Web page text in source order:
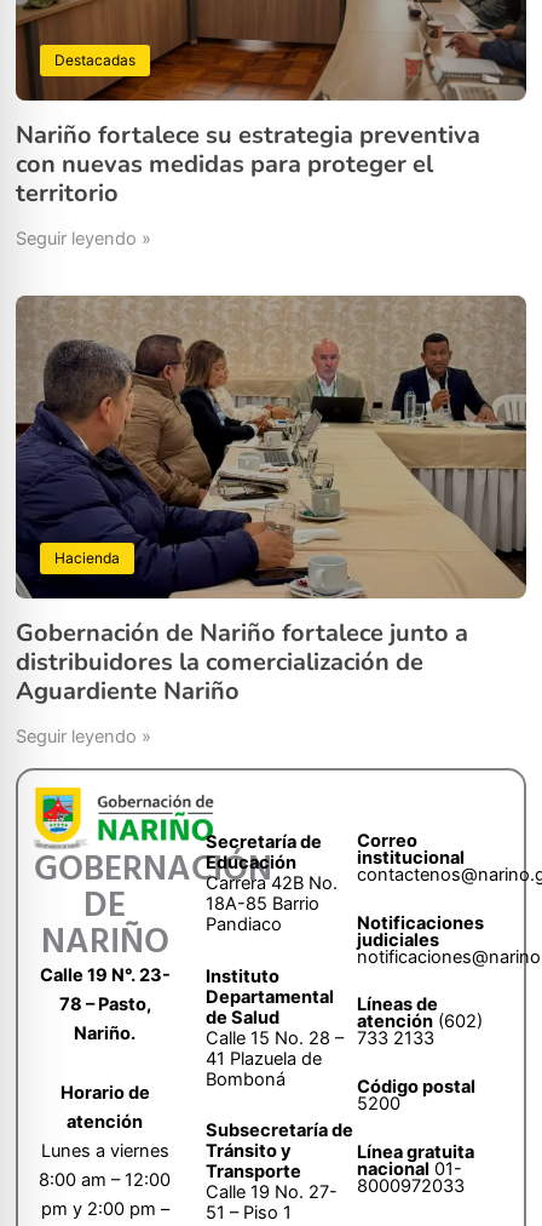
Destacadas
Nariño fortalece su estrategia preventiva
con nuevas medidas para proteger el
territorio
Seguir leyendo »
Hacienda
Gobernación de Nariño fortalece junto a
distribuidores la comercialización de
Aguardiente Nariño
Seguir leyendo »
GOBERNACIÓN
DE
NARIÑO
Calle 19 N°. 23-
78 – Pasto,
Nariño.
Horario de
atención
Lunes a viernes
8:00 am – 12:00
pm y 2:00 pm –
Secretaría de
Educación
Carrera 42B No.
18A-85 Barrio
Pandiaco
Instituto
Departamental
de Salud
Calle 15 No. 28 –
41 Plazuela de
Bomboná
Subsecretaría de
Tránsito y
Transporte
Calle 19 No. 27-
51 – Piso 1
Correo
institucional
Notificaciones
judiciales
Líneas de
atención (602)
733 2133
Código postal
5200
Línea gratuita
nacional 01-
8000972033